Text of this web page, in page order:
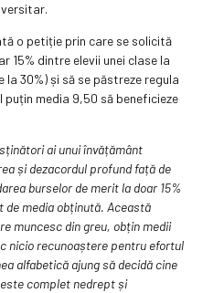
o petiție prin care se solicită
15% dintre elevii unei clase la
30%) și să se păstreze regula
media 9,50 să beneficieze
ai unui învățământ
și dezacordul profund față de
burselor de merit la doar 15%
de media obținută. Această
muncesc din greu, obțin medii
nicio recunoaștere pentru efortul
alfabetică ajung să decidă cine
complet nedrept și